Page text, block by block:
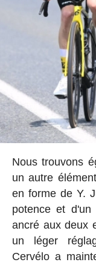
Nous trouvons
un autre
en forme de Y.
potence et
ancré aux deux
un léger
Cervélo a